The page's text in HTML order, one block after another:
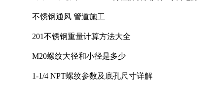
不锈钢通风 管道施工
201不锈钢重量计算方法大全
M20螺纹大径和小径是多少
1-1/4 NPT螺纹参数及底孔尺寸详解